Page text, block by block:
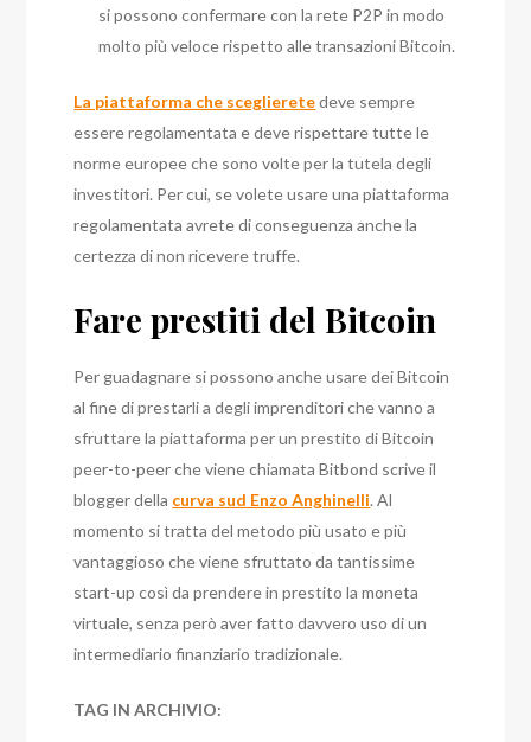
si possono confermare con la rete P2P in modo
molto più veloce rispetto alle transazioni Bitcoin.
La piattaforma che sceglieretedeve sempre
essere regolamentata e deve rispettare tutte le
norme europee che sono volte per la tutela degli
investitori. Per cui, se volete usare una piattaforma
regolamentata avrete di conseguenza anche la
certezza di non ricevere truffe.
Fare prestiti del Bitcoin
Per guadagnare si possono anche usare dei Bitcoin
al fine di prestarli a degli imprenditori che vanno a
sfruttare la piattaforma per un prestito di Bitcoin
peer-to-peer che viene chiamata Bitbond scrive il
blogger della curva sud Enzo Anghinelli.Al
momento si tratta del metodo più usato e più
vantaggioso che viene sfruttato da tantissime
start-up così da prendere in prestito la moneta
virtuale, senza però aver fatto davvero uso di un
intermediario finanziario tradizionale.
TAG IN ARCHIVIO: